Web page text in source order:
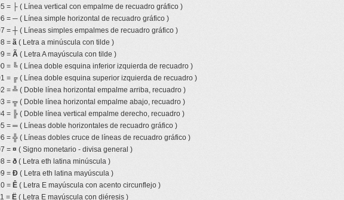
= ├ ( Línea vertical con empalme de recuadro gráfico )
= ─ ( Línea simple horizontal de recuadro gráfico )
= ┼ ( Líneas simples empalmes de recuadro gráfico )
= ã ( Letra a minúscula con tilde )
= Ã ( Letra A mayúscula con tilde )
= ╚ ( Línea doble esquina inferior izquierda de recuadro )
= ╔ ( Línea doble esquina superior izquierda de recuadro )
= ╩ ( Doble línea horizontal empalme arriba, recuadro )
= ╦ ( Doble línea horizontal empalme abajo, recuadro )
= ╠ ( Doble línea vertical empalme derecho, recuadro )
= ═ ( Líneas doble horizontales de recuadro gráfico )
= ╬ ( Líneas dobles cruce de líneas de recuadro gráfico )
= ¤ ( Signo monetario - divisa general )
= ð ( Letra eth latina minúscula )
= Ð ( Letra eth latina mayúscula )
= Ê ( Letra E mayúscula con acento circunflejo )
= Ë ( Letra E mayúscula con diéresis )